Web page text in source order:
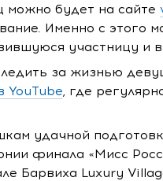
можно будет на сайте
Именно с этого
участницу и
за жизнью
YouTube , где
удачной
финала «Мисс
Барвиха Luxury